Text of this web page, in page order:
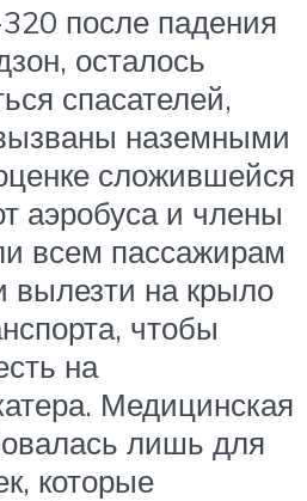
после падения
осталось
спасателей,
наземными
сложившейся
аэробуса и члены
всем пассажирам
вылезти на крыло
чтобы
на
Медицинская
лишь для
которые